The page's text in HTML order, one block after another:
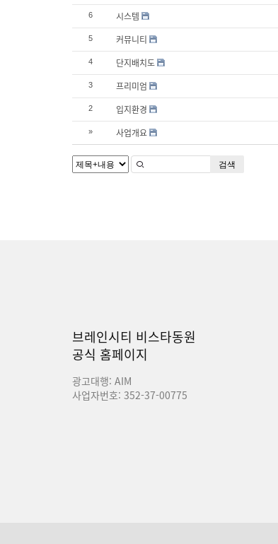
6 시스템
5 커뮤니티
4 단지배치도
3 프리미엄
2 입지환경
» 사업개요
검색
브레인시티 비스타동원
공식 홈페이지
광고대행: AIM
사업자번호: 352-37-00775